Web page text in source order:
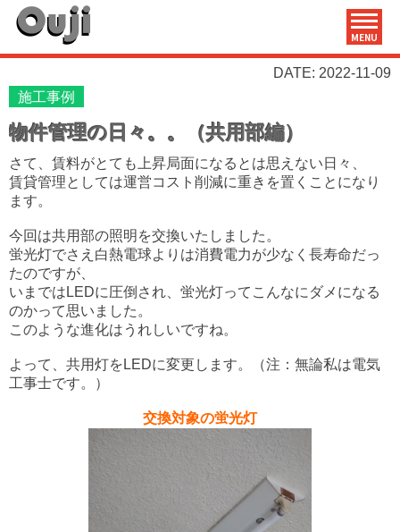
MENU
DATE: 2022-11-09
施工事例
物件管理の日々。。（共用部編）
さて、賃料がとても上昇局面になるとは思えない日々、
賃貸管理としては運営コスト削減に重きを置くことになり
ます。
今回は共用部の照明を交換いたしました。
蛍光灯でさえ白熱電球よりは消費電力が少なく長寿命だっ
たのですが、
いまではLEDに圧倒され、蛍光灯ってこんなにダメになる
のかって思いました。
このような進化はうれしいですね。
よって、共用灯をLEDに変更します。（注：無論私は電気
工事士です。）
交換対象の蛍光灯